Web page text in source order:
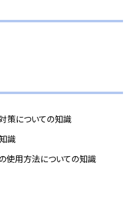
策についての知識
識
使用方法についての知識